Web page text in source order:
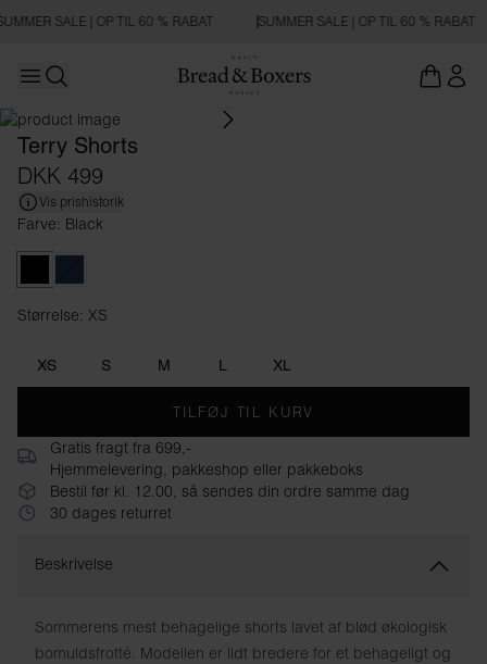
SALE | OP TIL 60 % RABAT SUMMER SALE | OP TIL 60 % RABAT
Open main menu
Terry Shorts
DKK 499
Vis prishistorik
Farve: Black
Størrelse: XS
XS S M L XL
TILFØJ TIL KURV
Gratis fragt fra 699,-
Hjemmelevering, pakkeshop eller pakkeboks
Bestil før kl. 12.00, så sendes din ordre samme dag
30 dages returret
Beskrivelse
Sommerens mest behagelige shorts lavet af blød økologisk
bomuldsfrotté. Modellen er lidt bredere for et behageligt og